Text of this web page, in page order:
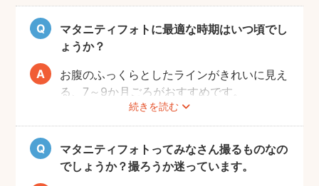
マタニティフォトに最適な時期はいつ頃でし
ょうか？
続きを読む
お腹のふっくらとしたラインがきれいに見え
る、7～9か月ごろがおすすめです。
赤ちゃんが出産予定日よりも早く誕生するこ
ともありますので、臨月までの撮影をご検討
いただければと思います。
マタニティフォトってみなさん撮るものなの
でしょうか？撮ろうか迷っています。